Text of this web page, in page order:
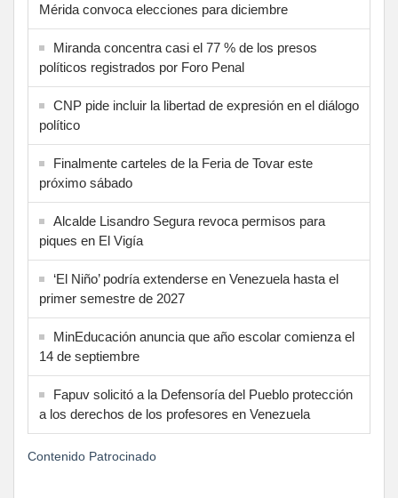
Mérida convoca elecciones para diciembre
Miranda concentra casi el 77 % de los presos
políticos registrados por Foro Penal
CNP pide incluir la libertad de expresión en el diálogo
político
Finalmente carteles de la Feria de Tovar este
próximo sábado
Alcalde Lisandro Segura revoca permisos para
piques en El Vigía
‘El Niño’ podría extenderse en Venezuela hasta el
primer semestre de 2027
MinEducación anuncia que año escolar comienza el
14 de septiembre
Fapuv solicitó a la Defensoría del Pueblo protección
a los derechos de los profesores en Venezuela
Contenido Patrocinado